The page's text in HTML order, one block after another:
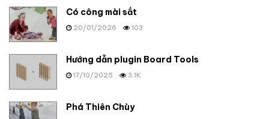
Có công mài sắt
20/01/2026 103
Hướng dẫn plugin Board Tools
17/10/2025 3.1K
Phá Thiên Chùy